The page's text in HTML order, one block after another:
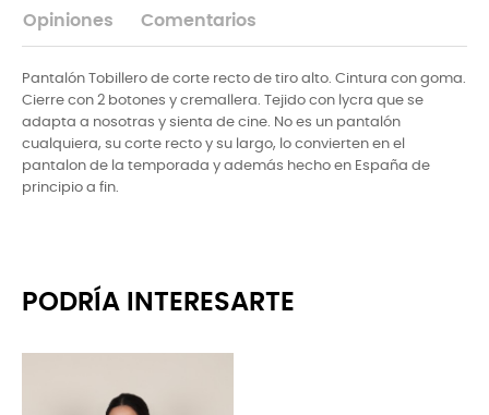
Opiniones Comentarios
Pantalón Tobillero de corte recto de tiro alto. Cintura con goma.
Cierre con 2 botones y cremallera. Tejido con lycra que se
adapta a nosotras y sienta de cine. No es un pantalón
cualquiera, su corte recto y su largo, lo convierten en el
pantalon de la temporada y además hecho en España de
principio a fin.
PODRÍA INTERESARTE